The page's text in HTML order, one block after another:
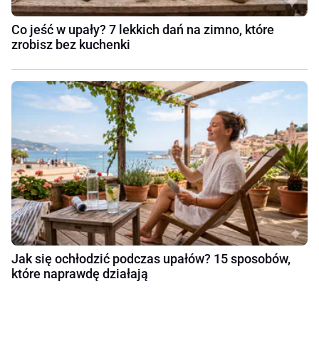
Co jeść w upały? 7 lekkich dań na zimno, które
zrobisz bez kuchenki
Jak się ochłodzić podczas upałów? 15 sposobów,
które naprawdę działają